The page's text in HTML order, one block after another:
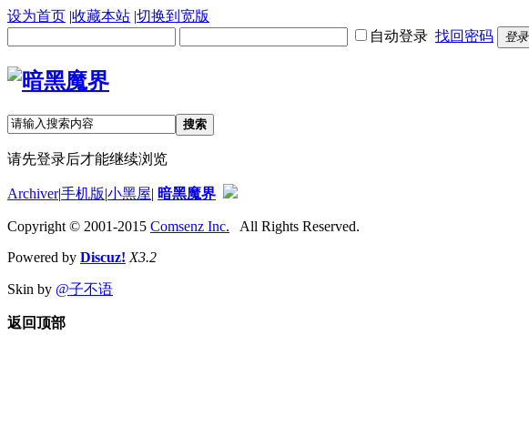
设为首页 |收藏本站 |切换到宽版
自动登录 找回密码 登录
搜索
请先登录后才能继续浏览
Archiver|手机版|小黑屋| 暗黑魔界
Copyright © 2001-2015 Comsenz Inc. All Rights Reserved.
Powered by Discuz! X3.2
Skin by @子不语
返回顶部